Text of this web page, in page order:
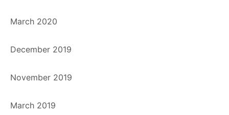
March 2020
December 2019
November 2019
March 2019